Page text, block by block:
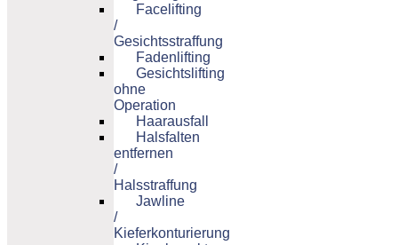
Facelifting
/
Gesichtsstraffung
Fadenlifting
Gesichtslifting
ohne
Operation
Haarausfall
Halsfalten
entfernen
/
Halsstraffung
Jawline
/
Kieferkonturierung